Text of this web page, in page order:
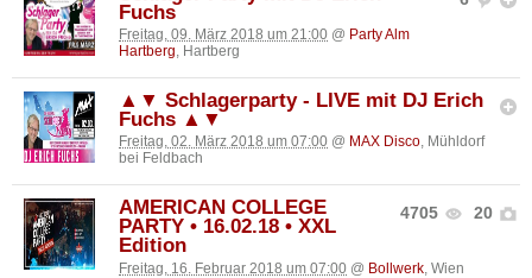
Fuchs
Freitag, 09. März 2018 um 21:00 @ Party Alm
Hartberg, Hartberg
▲▼ Schlagerparty - LIVE mit DJ Erich
Fuchs ▲▼
Freitag, 02. März 2018 um 07:00 @ MAX Disco, Mühldorf
bei Feldbach
4705 20
AMERICAN COLLEGE
PARTY • 16.02.18 • XXL
Edition
Freitag, 16. Februar 2018 um 07:00 @ Bollwerk, Wien